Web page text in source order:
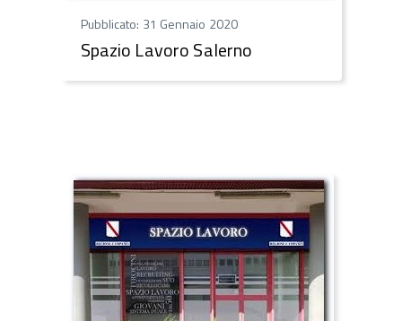
Pubblicato: 31 Gennaio 2020
Spazio Lavoro Salerno